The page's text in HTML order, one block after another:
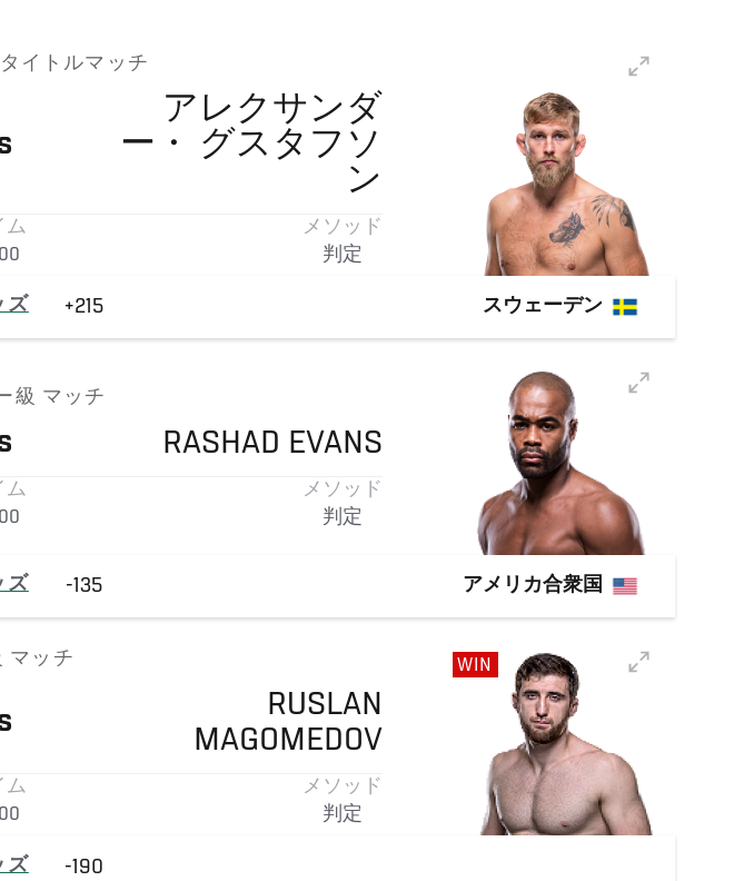
イトルマッチ
アレクサンダ
ー・
グスタフソ
ン
ム
メソッド
判定
ズ +215 スウェーデン
級 マッチ
RASHAD EVANS
ム
メソッド
判定
ズ -135 アメリカ合衆国
マッチ
RUSLAN
MAGOMEDOV
ム
メソッド
判定
WIN
ズ -190